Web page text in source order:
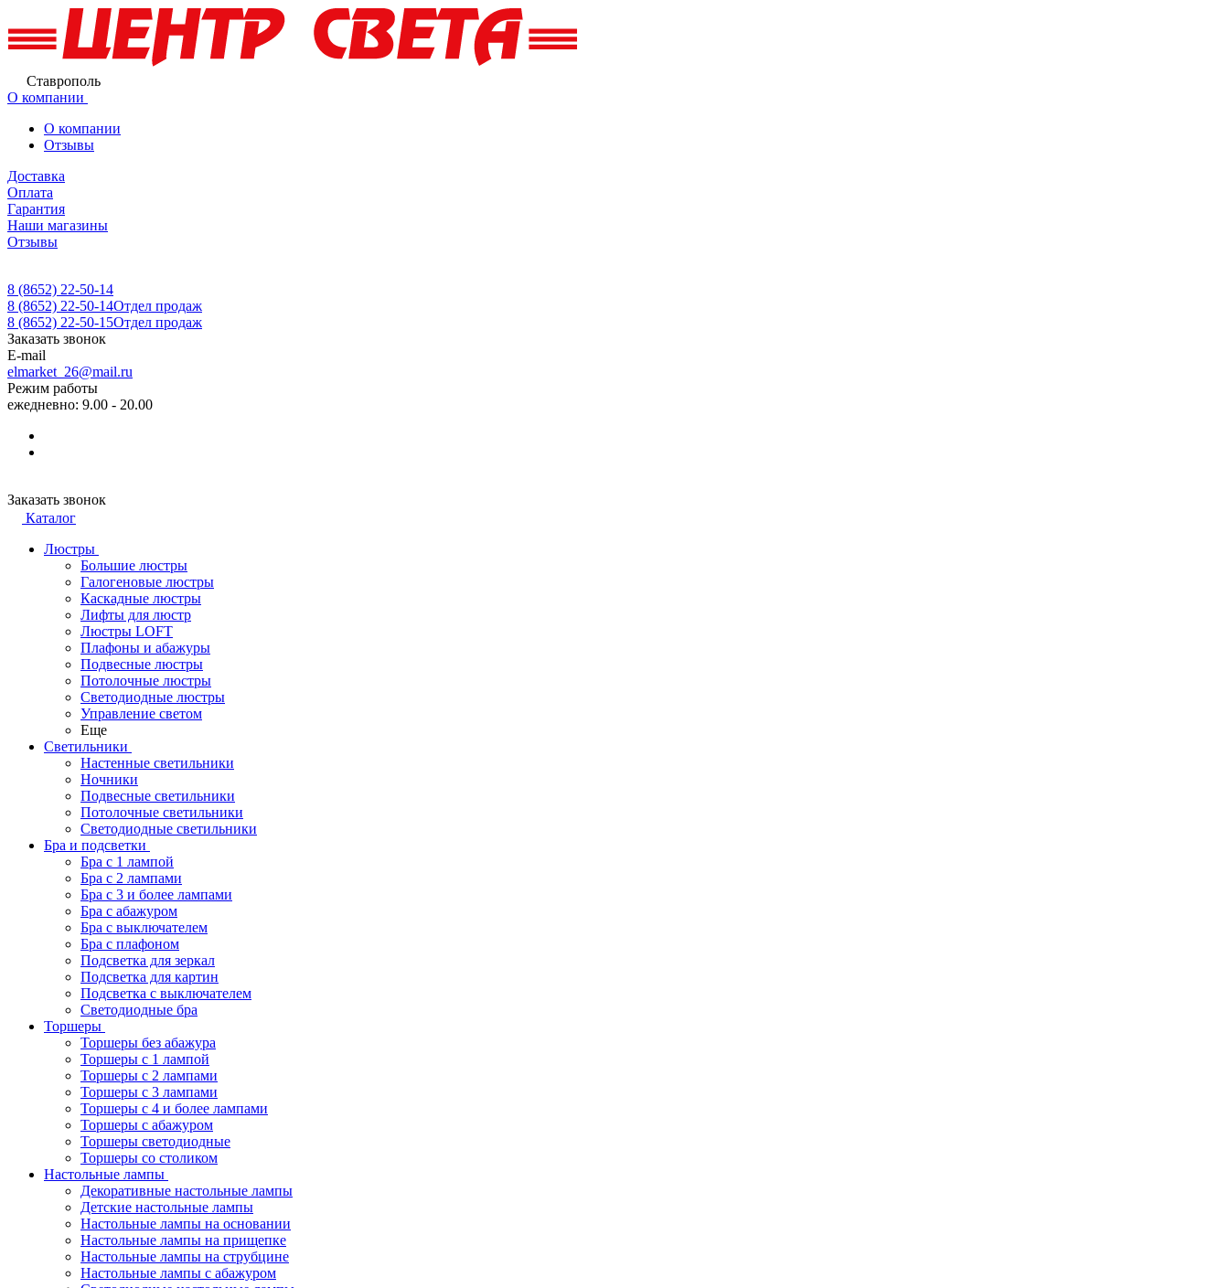
Ставрополь
О компании
О компании
Отзывы
Доставка
Оплата
Гарантия
Наши магазины
Отзывы
8 (8652) 22-50-14
8 (8652) 22-50-14Отдел продаж
8 (8652) 22-50-15Отдел продаж
Заказать звонок
E-mail
elmarket_26@mail.ru
Режим работы
ежедневно: 9.00 - 20.00
Заказать звонок
Каталог
Люстры
Большие люстры
Галогеновые люстры
Каскадные люстры
Лифты для люстр
Люстры LOFT
Плафоны и абажуры
Подвесные люстры
Потолочные люстры
Светодиодные люстры
Управление светом
Еще
Светильники
Настенные светильники
Ночники
Подвесные светильники
Потолочные светильники
Светодиодные светильники
Бра и подсветки
Бра с 1 лампой
Бра с 2 лампами
Бра с 3 и более лампами
Бра с абажуром
Бра с выключателем
Бра с плафоном
Подсветка для зеркал
Подсветка для картин
Подсветка с выключателем
Светодиодные бра
Торшеры
Торшеры без абажура
Торшеры с 1 лампой
Торшеры с 2 лампами
Торшеры с 3 лампами
Торшеры с 4 и более лампами
Торшеры с абажуром
Торшеры светодиодные
Торшеры со столиком
Настольные лампы
Декоративные настольные лампы
Детские настольные лампы
Настольные лампы на основании
Настольные лампы на прищепке
Настольные лампы на струбцине
Настольные лампы с абажуром